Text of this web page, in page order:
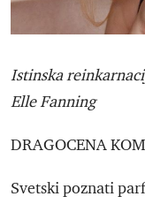
Istinska
Elle Fanning
DRAGOCENA
Svetski poznati